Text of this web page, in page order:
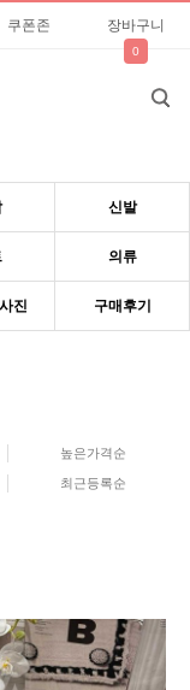
쿠폰존 장바구니
0
신발
의류
진 구매후기
높은가격순
최근등록순